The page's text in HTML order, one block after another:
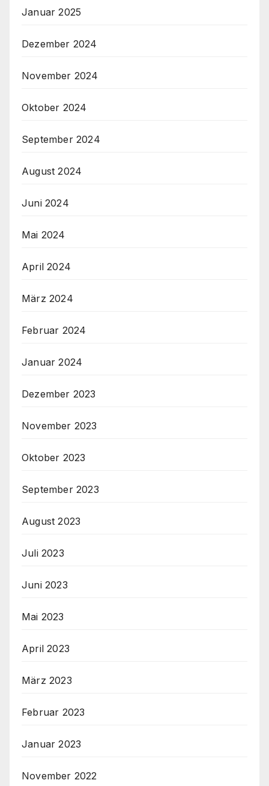
Januar 2025
Dezember 2024
November 2024
Oktober 2024
September 2024
August 2024
Juni 2024
Mai 2024
April 2024
März 2024
Februar 2024
Januar 2024
Dezember 2023
November 2023
Oktober 2023
September 2023
August 2023
Juli 2023
Juni 2023
Mai 2023
April 2023
März 2023
Februar 2023
Januar 2023
November 2022